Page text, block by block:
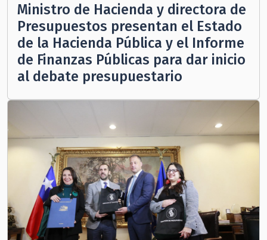
Ministro de Hacienda y directora de
Presupuestos presentan el Estado
de la Hacienda Pública y el Informe
de Finanzas Públicas para dar inicio
al debate presupuestario